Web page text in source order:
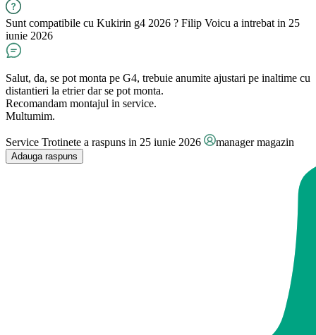
Sunt compatibile cu Kukirin g4 2026 ? Filip Voicu a intrebat in 25
iunie 2026
Salut, da, se pot monta pe G4, trebuie anumite ajustari pe inaltime cu
distantieri la etrier dar se pot monta.
Recomandam montajul in service.
Multumim.
Service Trotinete a raspuns in 25 iunie 2026 manager magazin
Adauga raspuns